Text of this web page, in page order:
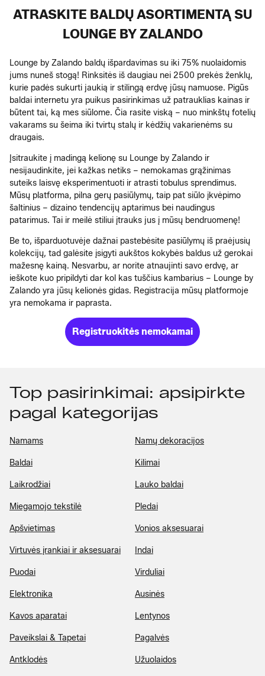
ATRASKITE BALDŲ ASORTIMENTĄ SU
LOUNGE BY ZALANDO
Lounge by Zalando baldų išpardavimas su iki 75% nuolaidomis
jums nuneš stogą! Rinksitės iš daugiau nei 2500 prekės ženklų,
kurie padės sukurti jaukią ir stilingą erdvę jūsų namuose. Pigūs
baldai internetu yra puikus pasirinkimas už patrauklias kainas ir
būtent tai, ką mes siūlome. Čia rasite viską – nuo minkštų fotelių
vakarams su šeima iki tvirtų stalų ir kėdžių vakarienėms su
draugais.
Įsitraukite į madingą kelionę su Lounge by Zalando ir
nesijaudinkite, jei kažkas netiks – nemokamas grąžinimas
suteiks laisvę eksperimentuoti ir atrasti tobulus sprendimus.
Mūsų platforma, pilna gerų pasiūlymų, taip pat siūlo įkvėpimo
šaltinius – dizaino tendencijų aptarimus bei naudingus
patarimus. Tai ir meilė stiliui įtrauks jus į mūsų bendruomenę!
Be to, išparduotuvėje dažnai pastebėsite pasiūlymų iš praėjusių
kolekcijų, tad galėsite įsigyti aukštos kokybės baldus už gerokai
mažesnę kainą. Nesvarbu, ar norite atnaujinti savo erdvę, ar
ieškote kuo pripildyti dar kol kas tuščius kambarius – Lounge by
Zalando yra jūsų kelionės gidas. Registracija mūsų platformoje
yra nemokama ir paprasta.
Registruokitės nemokamai
Top pasirinkimai: apsipirkte
pagal kategorijas
Namams Namų dekoracijos
Baldai Kilimai
Laikrodžiai Lauko baldai
Miegamojo tekstilė Pledai
Apšvietimas Vonios aksesuarai
Virtuvės įrankiai ir aksesuarai Indai
Puodai Virduliai
Elektronika Ausinės
Kavos aparatai Lentynos
Paveikslai & Tapetai Pagalvės
Antklodės Užuolaidos